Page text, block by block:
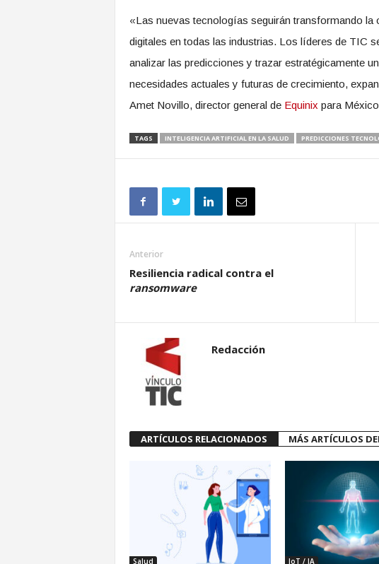
«Las nuevas tecnologías seguirán transformando la
digitales en todas las industrias. Los líderes de TIC
analizar las predicciones y trazar estratégicamente
necesidades actuales y futuras de crecimiento,
Amet Novillo, director general de Equinix para
TAGS INTELIGENCIA ARTIFICIAL EN LA SALUD PREDICCIONES
Anterior
Resiliencia radical contra el
ransomware
Redacción
ARTÍCULOS RELACIONADOS MÁS ARTÍCULOS
Salud IoT / IA